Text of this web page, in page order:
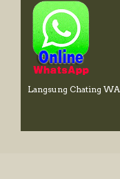
Langsung Chating WA